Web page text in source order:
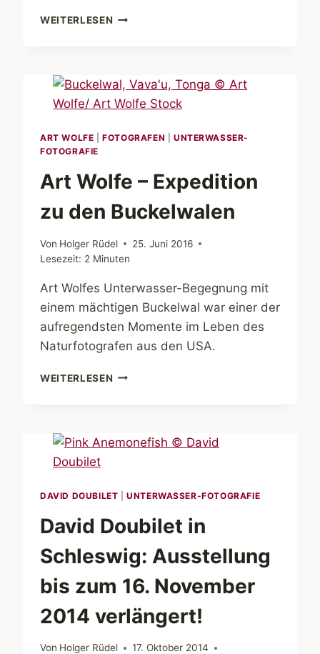
WEITERLESEN VORANKÜNDIGUNG:
IN
DER
NOS.FOTOMENTA
ART WOLFE |FOTOGRAFEN
UNTERWASSER-
FOTOGRAFIE
Art Wolfe – Expedition
zu den Buckelwalen
Von Holger Rüdel
25. Juni 2016
Lesezeit: 2 Minuten
Art Wolfes Unterwasser-Begegnung mit
einem mächtigen Buckelwal war einer der
aufregendsten Momente im Leben des
Naturfotografen aus den USA.
WEITERLESEN ART
DEN
DAVID DOUBILET |UNTERWASSER-FOTOGRAFIE
David Doubilet in
Schleswig: Ausstellung
bis zum 16. November
2014 verlängert!
Von Holger Rüdel 17. Oktober 2014